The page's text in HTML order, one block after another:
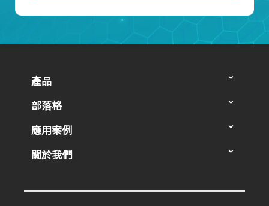
產品
部落格
應用案例
關於我們